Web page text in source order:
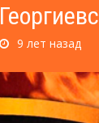
9 лет назад